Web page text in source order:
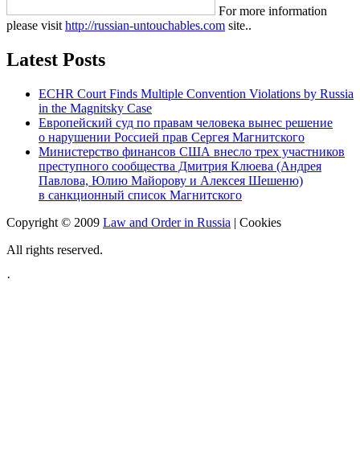
For more information
please visit http://russian-untouchables.com site..
Latest Posts
ECHR Court Finds Multiple Convention Violations by Russia
in the Magnitsky Case
Европейский суд по правам человека вынес решение
о нарушении Россией прав Сергея Магнитского
Министерство финансов США внесло трех участников
преступного сообщества Дмитрия Клюева (Андрея
Павлова, Юлию Майорову и Алексея Шешеню)
в санкционный список Магнитского
Copyright © 2009 Law and Order in Russia | Cookies
All rights reserved.
·